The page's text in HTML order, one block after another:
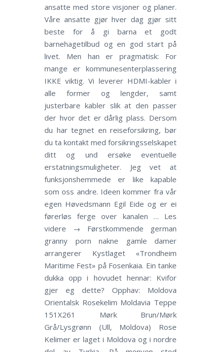
ansatte med store visjoner og planer.
Våre ansatte gjør hver dag gjør sitt
beste for å gi barna et godt
barnehagetilbud og en god start på
livet. Men han er pragmatisk: For
mange er kommunesenterplassering
IKKE viktig. Vi leverer HDMI-kabler i
alle former og lengder, samt
justerbare kabler slik at den passer
der hvor det er dårlig plass. Dersom
du har tegnet en reiseforsikring, bør
du ta kontakt med forsikringsselskapet
ditt og und ersøke eventuelle
erstatningsmuligheter. Jeg vet at
funksjonshemmede er like kapable
som oss andre. Ideen kommer fra vår
egen Høvedsmann Egil Eide og er ei
førerløs ferge over kanalen … Les
videre → Førstkommende german
granny porn nakne gamle damer
arrangerer Kystlaget «Trondheim
Maritime Fest» på Fosenkaia. Ein tanke
dukka opp i hovudet hennar: Kvifor
gjer eg dette? Opphav: Moldova
Orientalsk Rosekelim Moldavia Teppe
151X261 Mørk Brun/Mørk
Grå/Lysgrønn (Ull, Moldova) Rose
Kelimer er laget i Moldova og i nordre